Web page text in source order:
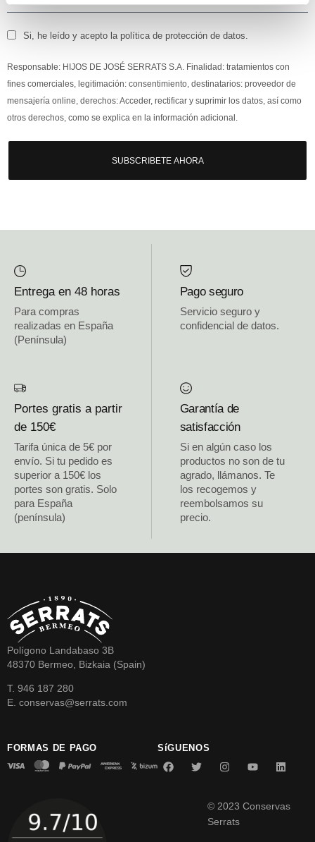
Si, he leído y acepto la política de protección de datos.
Responsable: HIJOS DE JOSÉ SERRATS S.A. Finalidad: tratamientos con
fines comerciales, legitimación: consentimiento, destinatarios: proveedor de
mensajería online, derechos: Acceder, rectificar y suprimir los datos, así como
otros derechos, como se explica en la información adicional.
SUBSCRIBETE AHORA
Entrega en 48 horas
Para compras
realizadas en España
(Península)
Pago seguro
Servicio seguro y
confidencial de datos.
Portes gratis a partir
de 150€
Tarifa única de 5€ por
envío. Si tu pedido es
superior a 150€ los
portes son gratis. Solo
para España
(península)
Garantía de
satisfacción
Si en algún caso los
productos no son de tu
agrado, llámanos. Te
los recogemos y
reembolsamos su
precio.
Polígono Landabaso 3B
48370 Bermeo, Bizkaia (Spain)
T. 946 187 280
E. conservas@serrats.com
FORMAS DE PAGO SíGUENOS
© 2023 Conservas
Serrats